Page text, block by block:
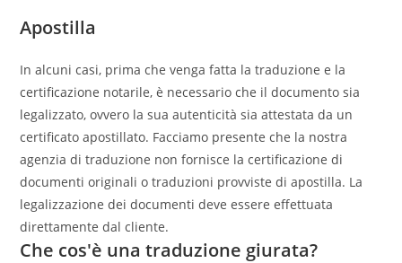
Apostilla
In alcuni casi, prima che venga fatta la traduzione e la
certificazione notarile, è necessario che il documento sia
legalizzato, ovvero la sua autenticità sia attestata da un
certificato apostillato. Facciamo presente che la nostra
agenzia di traduzione non fornisce la certificazione di
documenti originali o traduzioni provviste di apostilla. La
legalizzazione dei documenti deve essere effettuata
direttamente dal cliente.
Che cos'è una traduzione giurata?